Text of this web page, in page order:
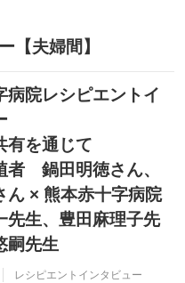
【夫婦間】
病院レシピエントイ
有を通じて
者 鍋田明徳さん、
ん × 熊本赤十字病院
先生、豊田麻理子先
嗣先生
レシピエントインタビュー